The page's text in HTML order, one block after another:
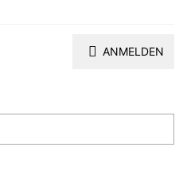
ANMELDEN